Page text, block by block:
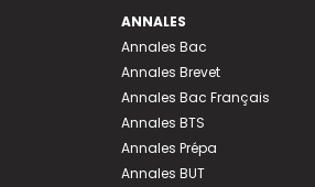
ANNALES
Annales Bac
Annales Brevet
Annales Bac Français
Annales BTS
Annales Prépa
Annales BUT